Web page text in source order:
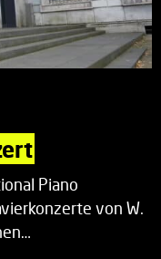
Piano
von W.